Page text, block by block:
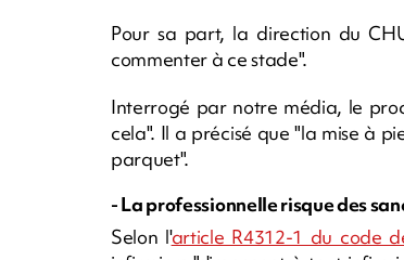
Pour sa part, la direction du
commenter à ce stade".
Interrogé par notre média, le
cela". Il a précisé que "la mise à
parquet".
- La professionnelle risque des
Selon l'article R4312-1 du code